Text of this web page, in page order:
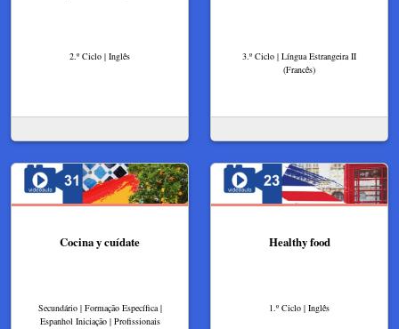
2.º Ciclo | Inglês
3.º Ciclo | Língua Estrangeira II
(Francês)
Cocina y cuídate
Secundário | Formação Específica |
Espanhol Iniciação | Profissionais
Healthy food
1.º Ciclo | Inglês